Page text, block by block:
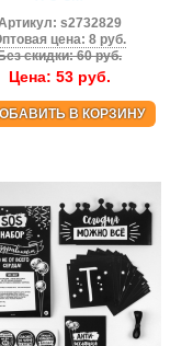
s2732829
цена: 8 руб.
скидки: 60 руб.
Цена: 53руб.
В КОРЗИНУ